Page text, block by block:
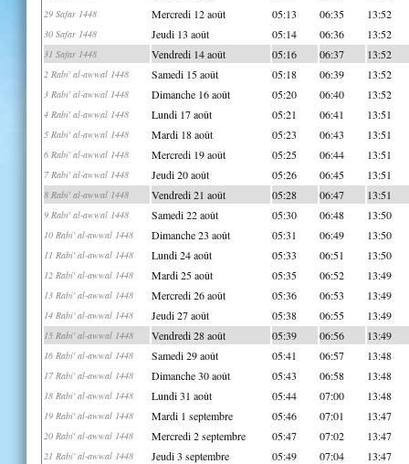
29 Safar 1448 Mercredi 12 août 05:13 06:35 13:52
30 Safar 1448 Jeudi 13 août 05:14 06:36 13:52
31 Safar 1448 Vendredi 14 août 05:16 06:37 13:52
2 Rabi' al-awwal 1448 Samedi 15 août 05:18 06:39 13:52
3 Rabi' al-awwal 1448 Dimanche 16 août 05:20 06:40 13:52
4 Rabi' al-awwal 1448 Lundi 17 août 05:21 06:41 13:51
5 Rabi' al-awwal 1448 Mardi 18 août 05:23 06:43 13:51
6 Rabi' al-awwal 1448 Mercredi 19 août 05:25 06:44 13:51
7 Rabi' al-awwal 1448 Jeudi 20 août 05:26 06:45 13:51
8 Rabi' al-awwal 1448 Vendredi 21 août 05:28 06:47 13:51
9 Rabi' al-awwal 1448 Samedi 22 août 05:30 06:48 13:50
10 Rabi' al-awwal 1448 Dimanche 23 août 05:31 06:49 13:50
11 Rabi' al-awwal 1448 Lundi 24 août 05:33 06:51 13:50
12 Rabi' al-awwal 1448 Mardi 25 août 05:35 06:52 13:49
13 Rabi' al-awwal 1448 Mercredi 26 août 05:36 06:53 13:49
14 Rabi' al-awwal 1448 Jeudi 27 août 05:38 06:55 13:49
15 Rabi' al-awwal 1448 Vendredi 28 août 05:39 06:56 13:49
16 Rabi' al-awwal 1448 Samedi 29 août 05:41 06:57 13:48
17 Rabi' al-awwal 1448 Dimanche 30 août 05:43 06:58 13:48
18 Rabi' al-awwal 1448 Lundi 31 août 05:44 07:00 13:48
19 Rabi' al-awwal 1448 Mardi 1 septembre 05:46 07:01 13:47
20 Rabi' al-awwal 1448 Mercredi 2 septembre 05:47 07:02 13:47
21 Rabi' al-awwal 1448 Jeudi 3 septembre 05:49 07:04 13:47